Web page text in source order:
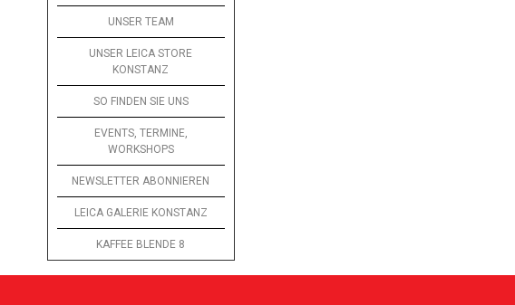
UNSER TEAM
UNSER LEICA STORE
KONSTANZ
SO FINDEN SIE UNS
EVENTS, TERMINE,
WORKSHOPS
NEWSLETTER ABONNIEREN
LEICA GALERIE KONSTANZ
KAFFEE BLENDE 8